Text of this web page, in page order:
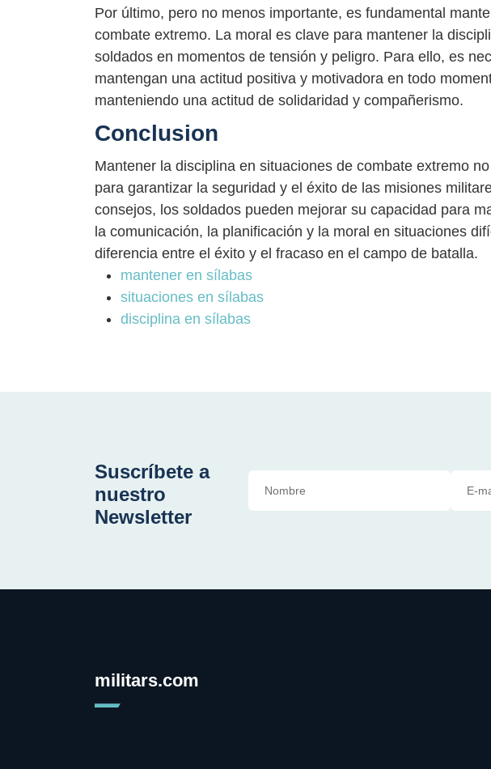
Por último, pero no menos importante, es fundamental
combate extremo. La moral es clave para mantener la
soldados en momentos de tensión y peligro. Para ello, es
mantengan una actitud positiva y motivadora en todo
manteniendo una actitud de solidaridad y compañerismo.
Conclusion
Mantener la disciplina en situaciones de combate extremo
para garantizar la seguridad y el éxito de las misiones
consejos, los soldados pueden mejorar su capacidad para
la comunicación, la planificación y la moral en situaciones
diferencia entre el éxito y el fracaso en el campo de batalla.
mantener en sílabas
situaciones en sílabas
disciplina en sílabas
Suscríbete a
nuestro
Newsletter
militars.com